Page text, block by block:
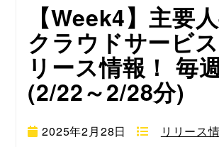
【Week4】主要
クラウドサービ
リース情報！ 毎
(2/22～2/28分)
2025年2月28日
リリース